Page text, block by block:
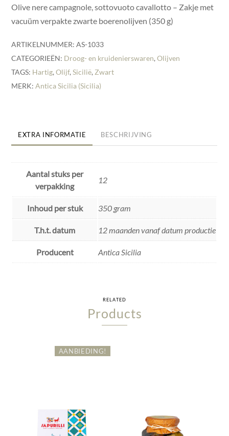
Olive nere campagnole, sottovuoto cavallotto – Zakje met
vacuüm verpakte zwarte boerenolijven (350 g)
ARTIKELNUMMER:AS-1033
CATEGORIEËN: Droog- en kruidenierswaren,Olijven
TAGS: Hartig,Olijf,Sicilië, Zwart
MERK:Antica Sicilia (Sicilia)
EXTRA INFORMATIE BESCHRIJVING
Aantal stuks per
verpakking
12
Inhoud per stuk 350 gram
T.h.t. datum 12 maanden vanaf datum productie
Producent Antica Sicilia
RELATED
Products
AANBIEDING!